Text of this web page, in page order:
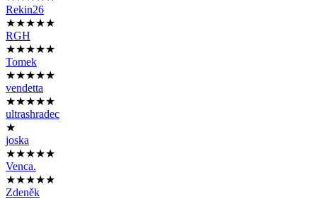
Rekin26
★★★★★
RGH
★★★★★
Tomek
★★★★★
vendetta
★★★★★
ultrashradec
★
joska
★★★★★
Venca.
★★★★★
Zdeněk